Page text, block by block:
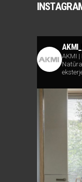
AKMI